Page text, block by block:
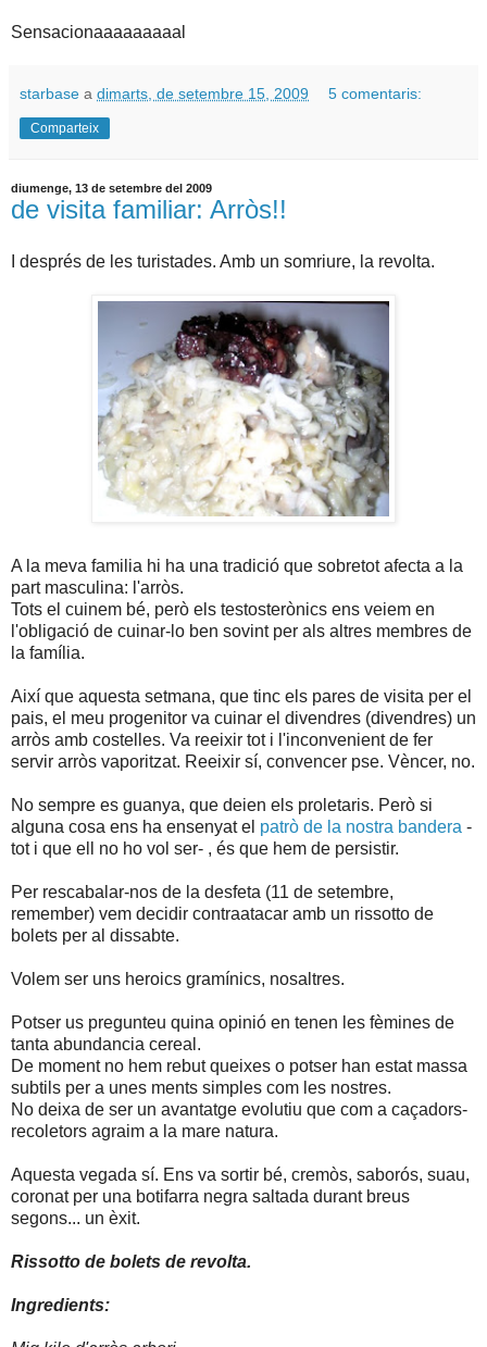
Sensacionaaaaaaaaal
starbase a dimarts, de setembre 15, 2009 5 comentaris:
Comparteix
diumenge, 13 de setembre del 2009
de visita familiar: Arròs!!
I després de les turistades. Amb un somriure, la revolta.
A la meva familia hi ha una tradició que sobretot afecta a la
part masculina: l'arròs.
Tots el cuinem bé, però els testosterònics ens veiem en
l'obligació de cuinar-lo ben sovint per als altres membres de
la família.
Així que aquesta setmana, que tinc els pares de visita per el
pais, el meu progenitor va cuinar el divendres (divendres) un
arròs amb costelles. Va reeixir tot i l'inconvenient de fer
servir arròs vaporitzat. Reeixir sí, convencer pse. Vèncer, no.
No sempre es guanya, que deien els proletaris. Però si
alguna cosa ens ha ensenyat el patrò de la nostra bandera -
tot i que ell no ho vol ser- , és que hem de persistir.
Per rescabalar-nos de la desfeta (11 de setembre,
remember) vem decidir contraatacar amb un rissotto de
bolets per al dissabte.
Volem ser uns heroics gramínics, nosaltres.
Potser us pregunteu quina opinió en tenen les fèmines de
tanta abundancia cereal.
De moment no hem rebut queixes o potser han estat massa
subtils per a unes ments simples com les nostres.
No deixa de ser un avantatge evolutiu que com a caçadors-
recoletors agraim a la mare natura.
Aquesta vegada sí. Ens va sortir bé, cremòs, saborós, suau,
coronat per una botifarra negra saltada durant breus
segons... un èxit.
Rissotto de bolets de revolta.
Ingredients: